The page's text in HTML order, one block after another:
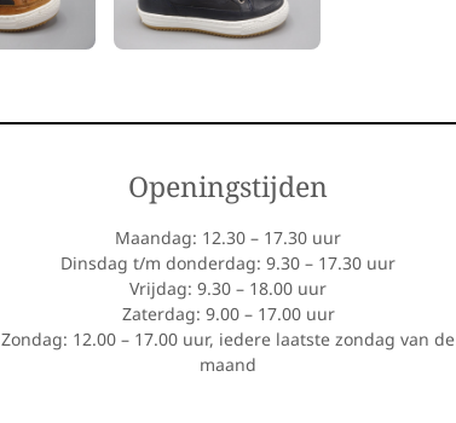
Openingstijden
Maandag: 12.30 – 17.30 uur
Dinsdag t/m donderdag: 9.30 – 17.30 uur
Vrijdag: 9.30 – 18.00 uur
Zaterdag: 9.00 – 17.00 uur
Zondag: 12.00 – 17.00 uur, iedere laatste zondag van de
maand